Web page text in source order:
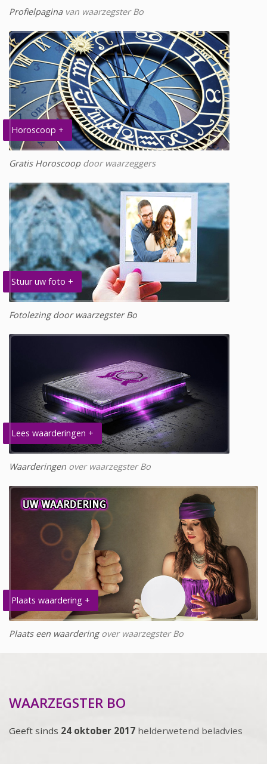
Profielpagina van waarzegster Bo
Horoscoop +
Gratis Horoscoopdoor waarzeggers
Stuur uw foto +
Fotolezing door waarzegster Bo
Lees waarderingen +
Waarderingen over waarzegster Bo
Plaats waardering +
Plaats een waarderingover waarzegster Bo
WAARZEGSTER BO
Geeft sinds 24 oktober 2017 helderwetend beladvies